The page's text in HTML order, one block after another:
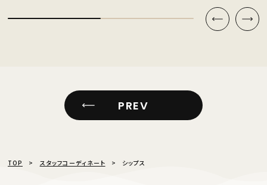
PREV
TOP スタッフコーディネート シップス